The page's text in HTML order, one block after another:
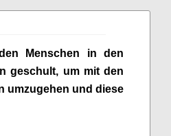
Menschen in den
geschult, um mit den
umzugehen und diese